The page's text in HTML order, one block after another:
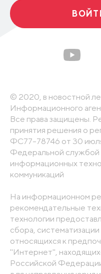
© 2020, в новостной
Информационного
Все права защищены.
принятия решения о
ФС77-78746 от 30
Федеральной службой
информационных
коммуникаций
На информационном
рекомендательные
технологии
сбора, систематизации
относящихся к
"Интернет",
Российской